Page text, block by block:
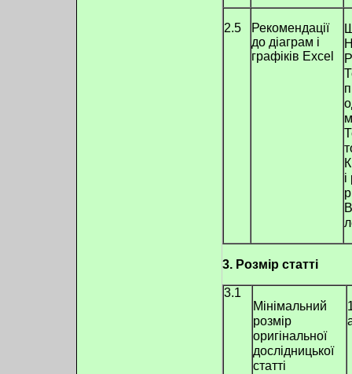
2.5
Рекомендації
до діаграм і
графіків Excel
3. Розмір статті
3.1
Мінімальний
розмір
оригінальної
дослідницької
статті